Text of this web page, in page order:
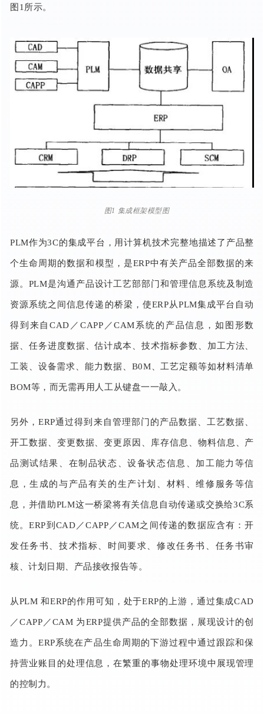
图1所示。
图1 集成框架模型图
PLM作为3C的集成平台，用计算机技术完整地描述了产品整
个生命周期的数据和模型，是ERP中有关产品全部数据的来
源。PLM是沟通产品设计工艺部部门和管理信息系统及制造
资源系统之间信息传递的桥梁，使ERP从PLM集成平台自动
得到来自CAD／CAPP／CAM系统的产品信息，如图形数
据、任务进度数据、估计成本、技术指标参数、加工方法、
工装、设备需求、能力数据、B0M、工艺定额等如材料清单
BOM等，而无需再用人工从键盘一一敲入。
另外，ERP通过得到来自管理部门的产品数据、工艺数据、
开工数据、变更数据、变更原因、库存信息、物料信息、产
品测试结果、在制品状态、设备状态信息、加工能力等信
息，生成的与产品有关的生产计划、材料、维修服务等信
息，并借助PLM这一桥梁将有关信息自动传递或交换给3C系
统。ERP到CAD／CAPP／CAM之间传递的数据应含有：开
发任务书、技术指标、时间要求、修改任务书、任务书审
核、计划日期、产品接收报告等。
从PLM 和ERP的作用可知，处于ERP的上游，通过集成CAD
／CAPP／CAM 为ERP提供产品的全部数据，展现设计的创
造力。ERP系统在产品生命周期的下游过程中通过跟踪和保
持营业账目的处理信息，在繁重的事物处理环境中展现管理
的控制力。